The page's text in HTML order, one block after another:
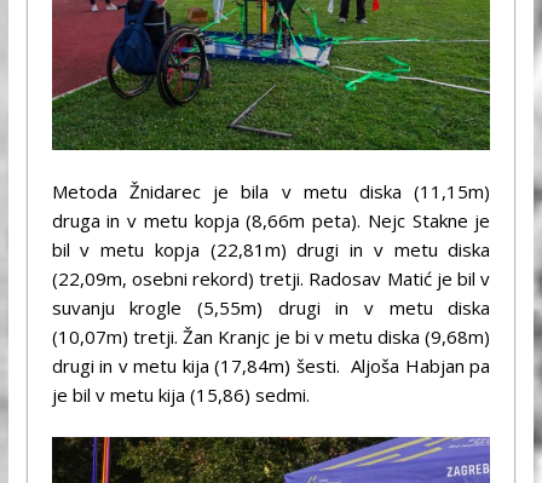
Metoda Žnidarec je bila v metu diska (11,15m)
druga in v metu kopja (8,66m peta). Nejc Stakne je
bil v metu kopja (22,81m) drugi in v metu diska
(22,09m, osebni rekord) tretji. Radosav Matić je bil v
suvanju krogle (5,55m) drugi in v metu diska
(10,07m) tretji. Žan Kranjc je bi v metu diska (9,68m)
drugi in v metu kija (17,84m) šesti. Aljoša Habjan pa
je bil v metu kija (15,86) sedmi.